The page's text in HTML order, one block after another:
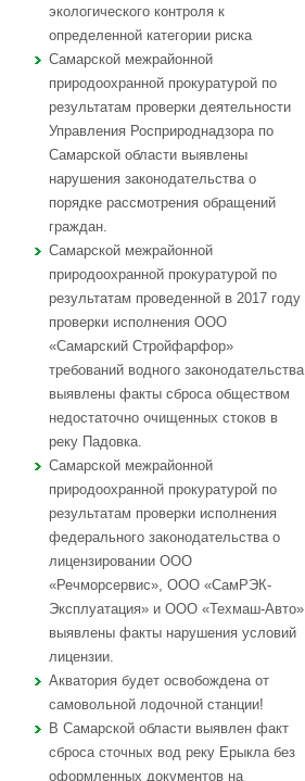
экологического контроля к
определенной категории риска
Самарской межрайонной
природоохранной прокуратурой по
результатам проверки деятельности
Управления Росприроднадзора по
Самарской области выявлены
нарушения законодательства о
порядке рассмотрения обращений
граждан.
Самарской межрайонной
природоохранной прокуратурой по
результатам проведенной в 2017 году
проверки исполнения ООО
«Самарский Стройфарфор»
требований водного законодательства
выявлены факты сброса обществом
недостаточно очищенных стоков в
реку Падовка.
Самарской межрайонной
природоохранной прокуратурой по
результатам проверки исполнения
федерального законодательства о
лицензировании ООО
«Речморсервис», ООО «СамРЭК-
Эксплуатация» и ООО «Техмаш-Авто»
выявлены факты нарушения условий
лицензии.
Акватория будет освобождена от
самовольной лодочной станции!
В Самарской области выявлен факт
сброса сточных вод реку Ерыкла без
оформленных документов на